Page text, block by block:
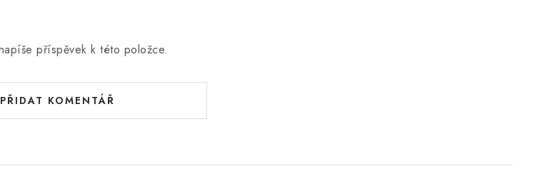
příspěvek k této položce.
PŘIDAT KOMENTÁŘ